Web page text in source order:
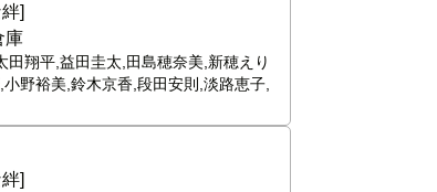
]
庫
翔平,益田圭太,田島穂奈美,新穂えり
野裕美,鈴木京香,段田安則,淡路恵子,
]